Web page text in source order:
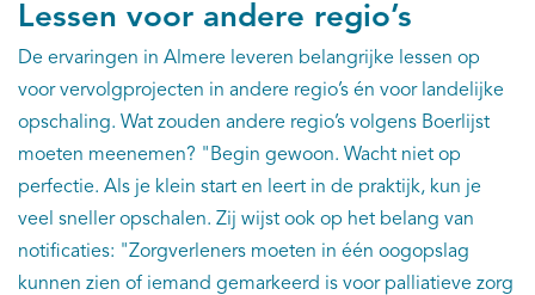
Lessen voor andere regio’s
De ervaringen in Almere leveren belangrijke lessen op
voor vervolgprojecten in andere regio’s én voor landelijke
opschaling. Wat zouden andere regio’s volgens Boerlijst
moeten meenemen? "Begin gewoon. Wacht niet op
perfectie. Als je klein start en leert in de praktijk, kun je
veel sneller opschalen. Zij wijst ook op het belang van
notificaties: "Zorgverleners moeten in één oogopslag
kunnen zien of iemand gemarkeerd is voor palliatieve zorg